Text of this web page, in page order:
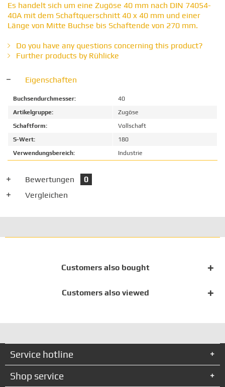
Es handelt sich um eine Zugöse 40 mm nach DIN 74054-
40A mit dem Schaftquerschnitt 40 x 40 mm und einer
Länge von Mitte Buchse bis Schaftende von 270 mm.
Do you have any questions concerning this product?
Further products by Rühlicke
Eigenschaften
Buchsendurchmesser:
40
Artikelgruppe:
Zugöse
Schaftform:
Vollschaft
S-Wert:
180
Verwendungsbereich:
Industrie
Bewertungen
0
Vergleichen
Customers also bought
Customers also viewed
Service hotline
Shop service